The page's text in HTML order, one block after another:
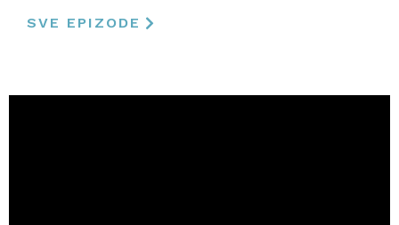
SVE EPIZODE